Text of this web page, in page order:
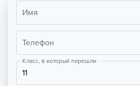
Имя
Телефон
Класс, в который перешли
11